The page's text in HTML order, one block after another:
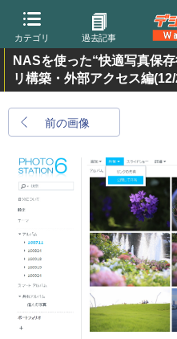
カテゴリ 過去記事
NASを使った“快適写真保
リ構築・外部アクセス編
前の画像